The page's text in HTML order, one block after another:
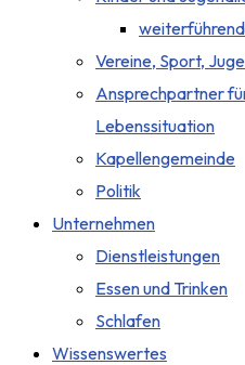
Vereine, Sport,
Ansprechpartner
Lebenssituation
Kapellengemeinde
Politik
Unternehmen
Dienstleistungen
Essen und Trinken
Schlafen
Wissenswertes